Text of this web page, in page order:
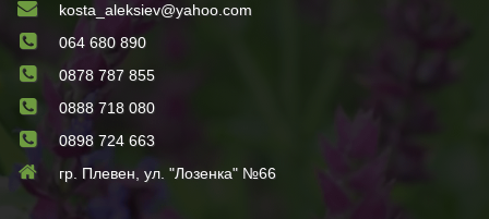
kosta_aleksiev@yahoo.com
064 680 890
0878 787 855
0888 718 080
0898 724 663
гр. Плевен, ул. "Лозенка" №66